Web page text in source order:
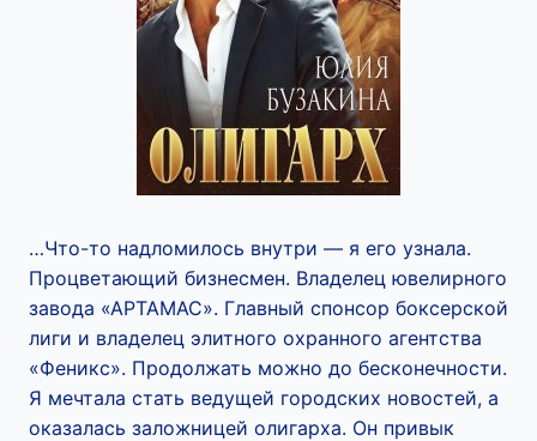
…Что-то надломилось внутри — я его узнала.
Процветающий бизнесмен. Владелец ювелирного
завода «АРТАМАС». Главный спонсор боксерской
лиги и владелец элитного охранного агентства
«Феникс». Продолжать можно до бесконечности.
Я мечтала стать ведущей городских новостей, а
оказалась заложницей олигарха. Он привык